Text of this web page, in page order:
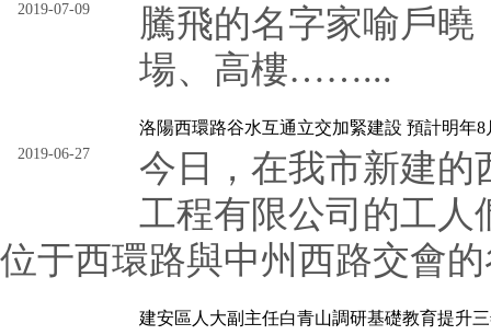
2019-07-09
騰飛的名字家喻戶
場、高樓……...
2019-06-27
洛陽西環路谷水互通立交加緊建設 預計明年8
今日，在我市新建的
工程有限公司的工人
位于西環路與中州西路交會
建安區人大副主任白青山調研基礎教育提升